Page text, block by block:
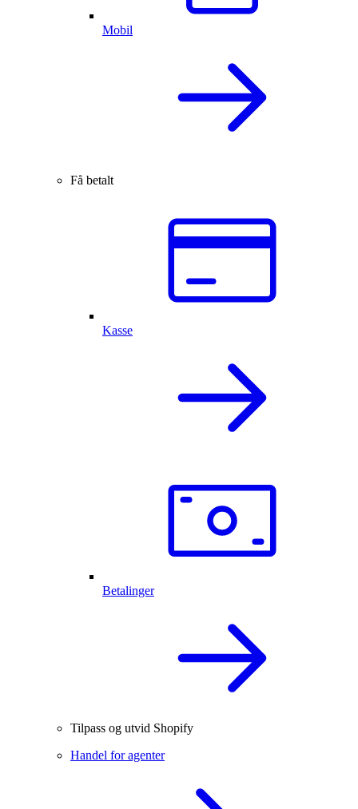
Mobil
Få betalt
Kasse
Betalinger
Tilpass og utvid Shopify
Handel for agenter